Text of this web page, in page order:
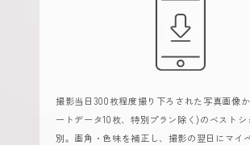
撮影当日300枚程度撮り下ろされた写真画像
ートデータ10枚、特別プラン除く)のベストシ
別。画角・色味を補正し、撮影の翌日にマイ